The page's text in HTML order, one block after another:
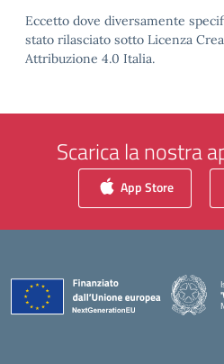
Eccetto dove diversamente
stato rilasciato sotto Licenza
Attribuzione 4.0 Italia.
Scarica la nostra
App Store